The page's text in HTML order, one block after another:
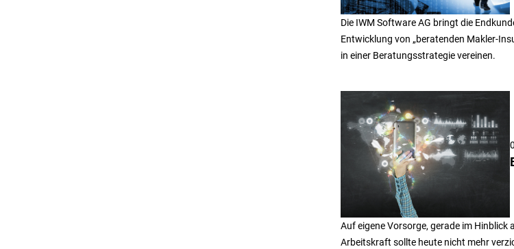
Die IWM Software AG bringt die
Entwicklung von „beratenden Makler-
in einer Beratungsstrategie vereinen.
Auf eigene Vorsorge, gerade im
Arbeitskraft sollte heute nicht mehr